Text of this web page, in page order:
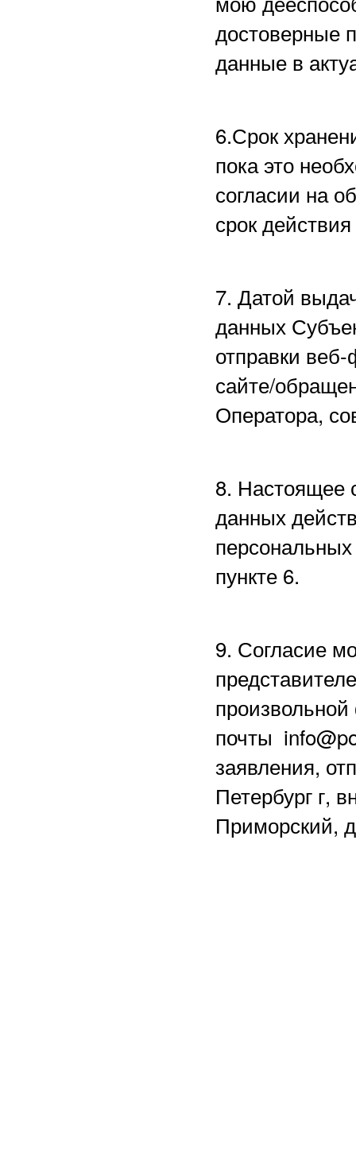
достоверные
данные в
6.Срок
пока это
согласии на
срок
7. Датой
данных
отправки
сайте/
Оператора,
8. Настоящее
данных
пункте 6.
9. Согласие
почты
заявления,
Петербург г,
Приморский,